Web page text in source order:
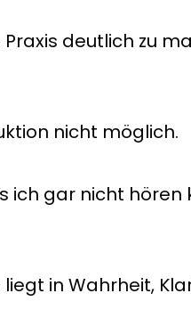
deutlich zu
nicht möglich.
ich gar nicht hören
in Wahrheit,